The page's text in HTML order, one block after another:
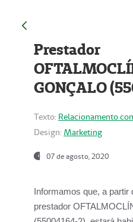
Prestador
GONÇALO
Texto: Relacionamento
Design: Marketing
07 de agosto, 2020
Informamos que, a partir
prestador